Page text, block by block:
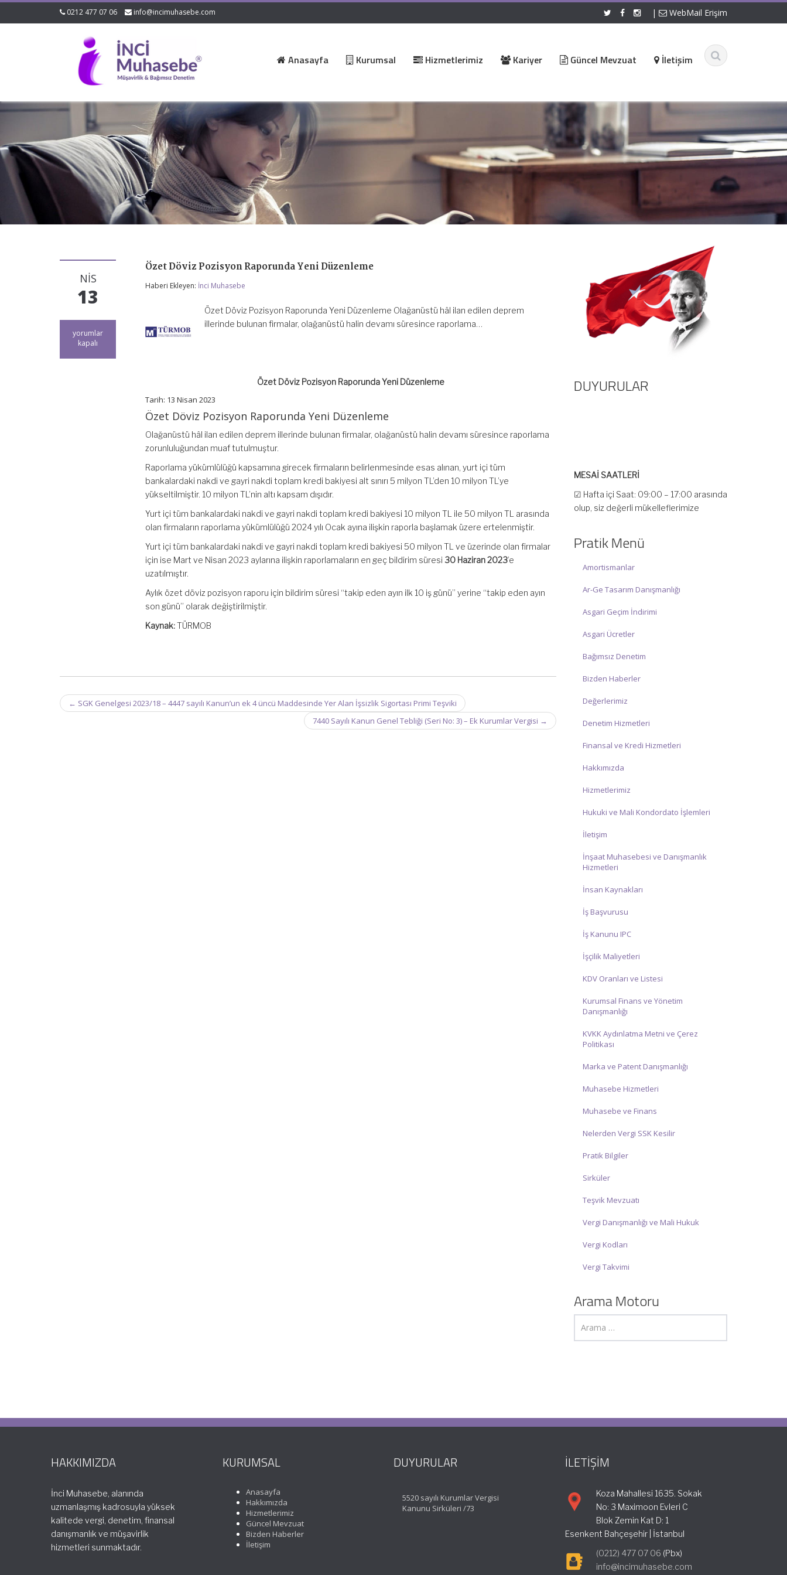
0212 477 07 06 info@incimuhasebe.com | WebMail Erişim
Anasayfa Kurumsal Hizmetlerimiz Kariyer Güncel Mevzuat İletişim
NIS
13
Özet
Döviz
yorumlar
kapalı
Özet Döviz Pozisyon Raporunda Yeni Düzenleme
Haberi Ekleyen: İnci Muhasebe
Özet Döviz Pozisyon Raporunda Yeni Düzenleme Olağanüstü hâl ilan edilen deprem
illerinde bulunan firmalar, olağanüstü halin devamı süresince raporlama…
Özet Döviz Pozisyon Raporunda Yeni Düzenleme
Tarih: 13 Nisan 2023
Özet Döviz Pozisyon Raporunda Yeni Düzenleme
Olağanüstü hâl ilan edilen deprem illerinde bulunan firmalar, olağanüstü halin devamı süresince raporlama
zorunluluğundan muaf tutulmuştur.
Raporlama yükümlülüğü kapsamına girecek firmaların belirlenmesinde esas alınan, yurt içi tüm
bankalardaki nakdi ve gayri nakdi toplam kredi bakiyesi alt sınırı 5 milyon TL’den 10 milyon TL’ye
yükseltilmiştir. 10 milyon TL’nin altı kapsam dışıdır.
Yurt içi tüm bankalardaki nakdi ve gayri nakdi toplam kredi bakiyesi 10 milyon TL ile 50 milyon TL arasında
olan firmaların raporlama yükümlülüğü 2024 yılı Ocak ayına ilişkin raporla başlamak üzere ertelenmiştir.
Yurt içi tüm bankalardaki nakdi ve gayri nakdi toplam kredi bakiyesi 50 milyon TL ve üzerinde olan firmalar
için ise Mart ve Nisan 2023 aylarına ilişkin raporlamaların en geç bildirim süresi30 Haziran 2023’e
uzatılmıştır.
Aylık özet döviz pozisyon raporu için bildirim süresi “takip eden ayın ilk 10 iş günü” yerine “takip eden ayın
son günü” olarak değiştirilmiştir.
Kaynak:TÜRMOB
Post
navigation
← SGK Genelgesi 2023/18 – 4447 sayılı Kanun’un ek 4 üncü Maddesinde Yer Alan İşsizlik Sigortası Primi Teşviki
7440 Sayılı Kanun Genel Tebliği (Seri No: 3) – Ek Kurumlar Vergisi →
DUYURULAR
olup, siz değerli mükelleflerimize
hizmet vermektedir.
10:00 – 15:00 arasında olup, siz değerli
MÜŞAVİRLİK Ailesi olarak teşekkür
Pratik Menü
Amortismanlar
Ar-Ge Tasarım Danışmanlığı
Asgari Geçim İndirimi
Asgari Ücretler
Bağımsız Denetim
Bizden Haberler
Değerlerimiz
Denetim Hizmetleri
Finansal ve Kredi Hizmetleri
Hakkımızda
Hizmetlerimiz
Hukuki ve Mali Kondordato İşlemleri
İletişim
İnşaat Muhasebesi ve Danışmanlık
Hizmetleri
İnsan Kaynakları
İş Başvurusu
İş Kanunu IPC
İşçilik Maliyetleri
KDV Oranları ve Listesi
Kurumsal Finans ve Yönetim
Danışmanlığı
KVKK Aydınlatma Metni ve Çerez
Politikası
Marka ve Patent Danışmanlığı
Muhasebe Hizmetleri
Muhasebe ve Finans
Nelerden Vergi SSK Kesilir
Pratik Bilgiler
Sirküler
Teşvik Mevzuatı
Vergi Danışmanlığı ve Mali Hukuk
Vergi Kodları
Vergi Takvimi
Arama Motoru
HAKKIMIZDA
İnci Muhasebe, alanında
uzmanlaşmış kadrosuyla yüksek
kalitede vergi, denetim, finansal
danışmanlık ve müşavirlik
hizmetleri sunmaktadır.
KURUMSAL
Anasayfa
Hakkımızda
Hizmetlerimiz
Güncel Mevzuat
Bizden Haberler
İletişim
DUYURULAR
5520 sayılı Kurumlar Vergisi
Kanunu Sirküleri /73
İLETİŞİM
Koza Mahallesi 1635. Sokak
No: 3 Maximoon Evleri C
Blok Zemin Kat D: 1
Esenkent Bahçeşehir | İstanbul
(0212) 477 07 06 (Pbx)
info@incimuhasebe.com